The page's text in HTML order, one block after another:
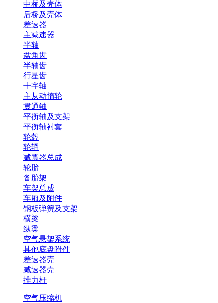
中桥及壳体
后桥及壳体
差速器
主减速器
半轴
盆角齿
半轴齿
行星齿
十字轴
主从动惰轮
贯通轴
平衡轴及支架
平衡轴衬套
轮毂
轮辋
减震器总成
轮胎
备胎架
车架总成
车厢及附件
钢板弹簧及支架
横梁
纵梁
空气悬架系统
其他底盘附件
差速器壳
减速器壳
推力杆
空气压缩机